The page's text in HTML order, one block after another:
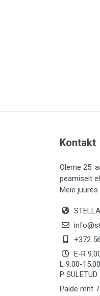
LIISTUD
KIVID (31)
KATTED
KEEMIA
SAUN (8)
Kontakt
Oleme 25.
peamiselt
Meie
+372
E-R
L 9.00-15.00
P SULETUD
Paide mnt